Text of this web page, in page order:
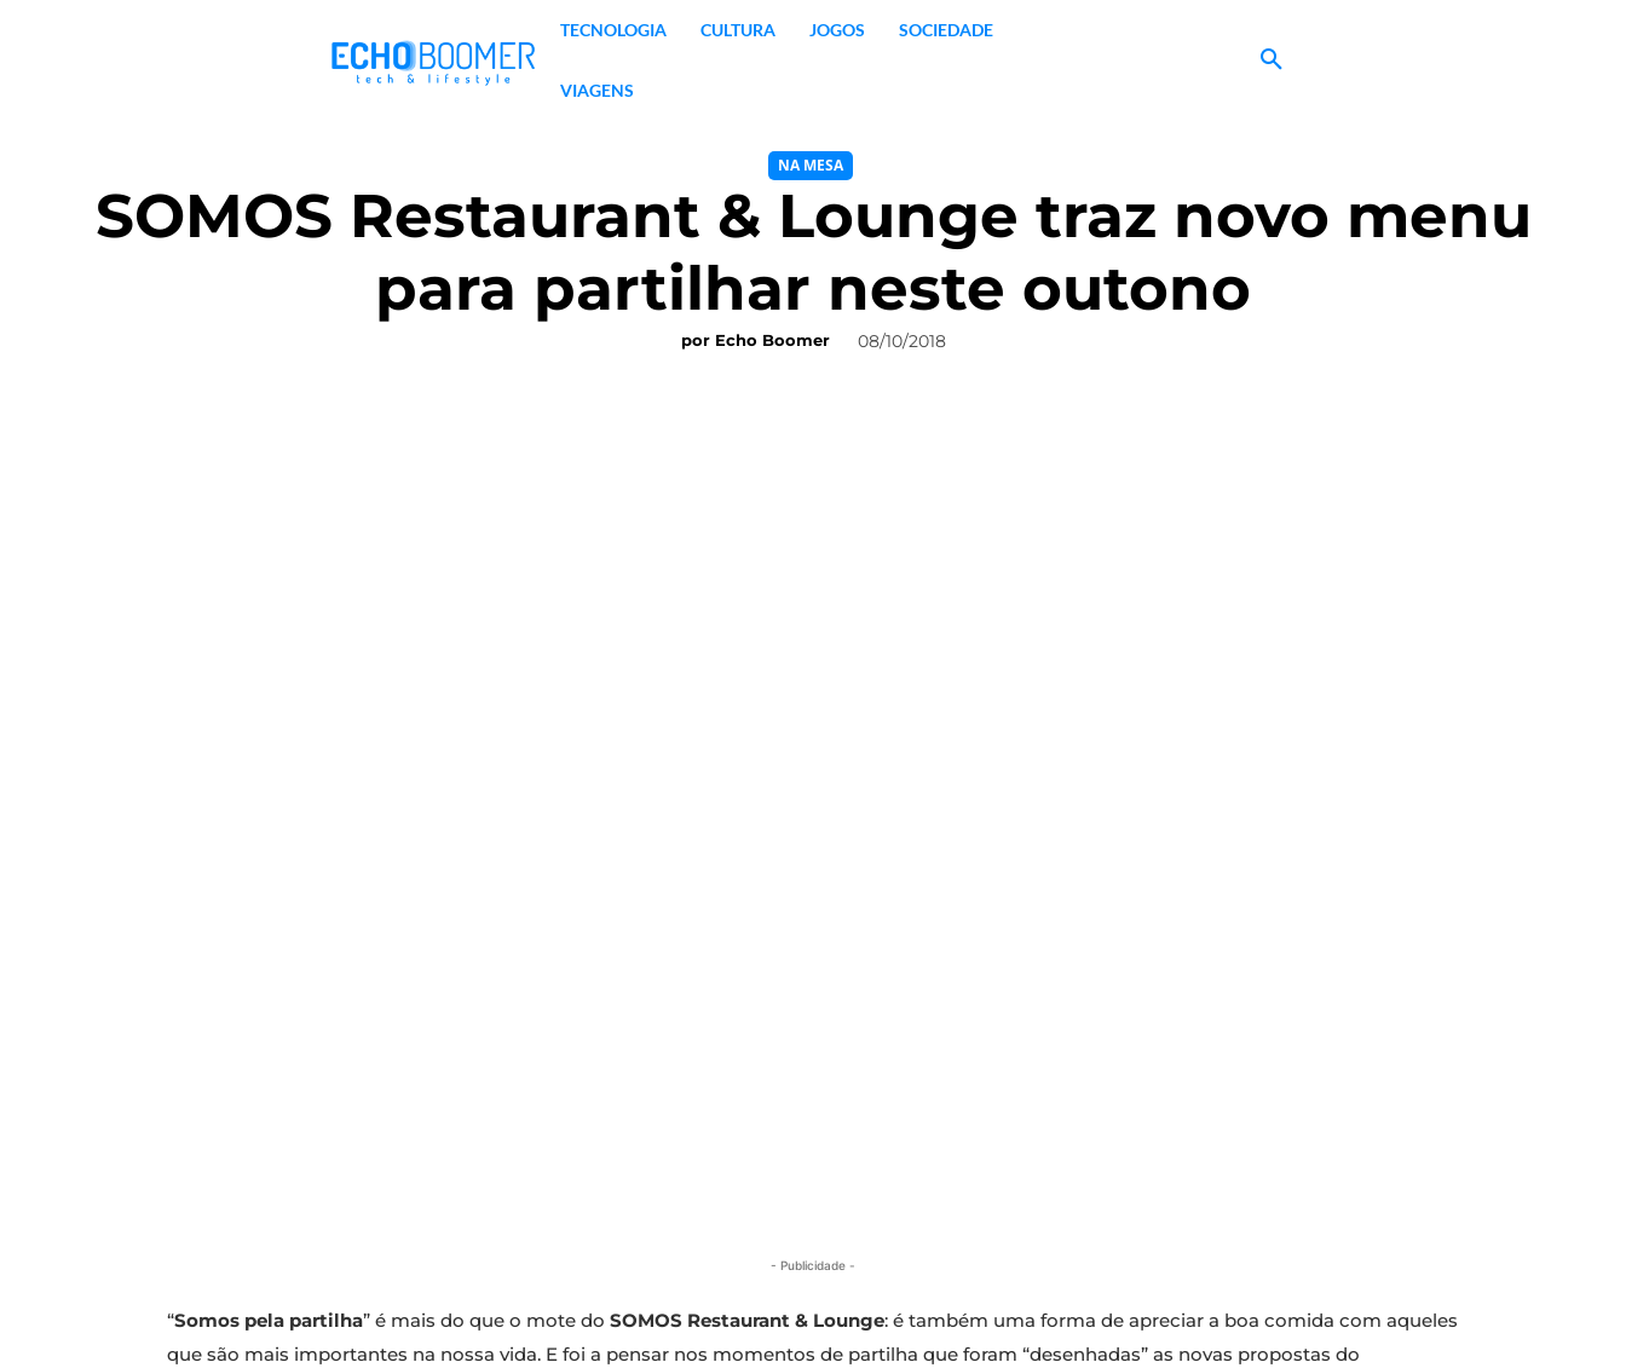
TECNOLOGIA CULTURA JOGOS SOCIEDADE
VIAGENS
NA MESA
SOMOS Restaurant & Lounge traz novo menu
para partilhar neste outono
por Echo Boomer 08/10/2018
- Publicidade -
“Somos pela partilha” é mais do que o mote do SOMOS Restaurant & Lounge: é também uma forma de apreciar a boa comida com aqueles
que são mais importantes na nossa vida. E foi a pensar nos momentos de partilha que foram “desenhadas” as novas propostas do